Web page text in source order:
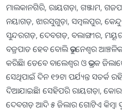
ମାଲକାନଗିରି, ରାୟଗଡ଼ା, ଗଞ୍ଜାମ,
ନୟାଗଡ଼, ଝାରସୁଗୁଡ଼ା, ସମ୍ବଲପୁର,
ସୁନ୍ଦରଗଡ଼, ଦେବଗଡ଼, ବଲାଙ୍ଗୀର,
ବଜ୍ରପାତ ହେବ ବୋଲି ଭୁବନେଶ୍ୱର ଆଞ୍ଚଳିକ
କରିଛି। ତେବେ ବାଲେଶ୍ୱର ଓ ଭଦ୍ରକ
ସେଥିପାଇଁ ଦିନ ୧୨ଟା ପର୍ଯ୍ୟନ୍ତ ସତର୍କ
ଦିଆଯାଇଛି। ସେହିପରି ରାୟଗଡ଼ା,
ଦେବଗଡ଼ ଆଦି ୫ ଜିଲାର ଗୋଟିଏ କିମ୍ବା